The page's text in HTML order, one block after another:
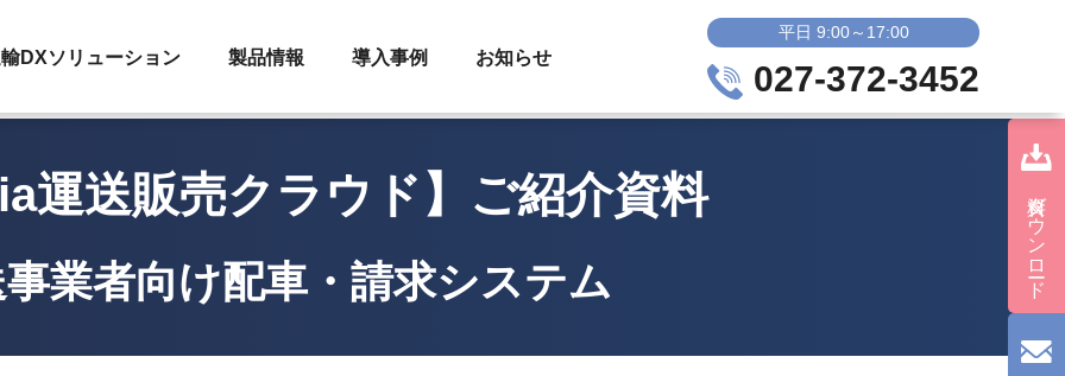
平日 9:00～17:00
027-372-3452
DXソリューション 製品情報 導入事例 お知らせ
資料ダウンロード
運送販売クラウド】ご紹介資料
業者向け配車・請求システム